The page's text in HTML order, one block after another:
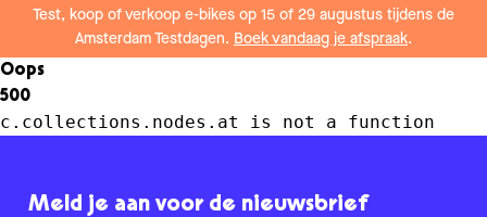
Test, koop of verkoop e-bikes op 15 of 29 augustus tijdens de
Amsterdam Testdagen. Boek vandaag je afspraak.
Oops
500
c.collections.nodes.at is not a function
Meld je aan voor de nieuwsbrief